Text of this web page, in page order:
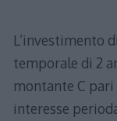
L’investimento
temporale di 2
montante C pari
interesse